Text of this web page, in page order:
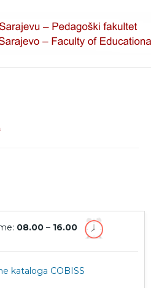
08.00 – 16.00
kataloga COBISS